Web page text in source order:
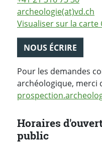
archeologie(at)vd.ch
Visualiser sur la carte
NOUS ÉCRIRE
Pour les demandes
archéologique, merci
Horaires
public